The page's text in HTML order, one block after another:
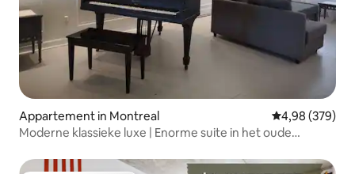
Appartement in Montreal Gemiddelde
4,98 (379)
Moderne klassieke luxe | Enorme suite in het oude